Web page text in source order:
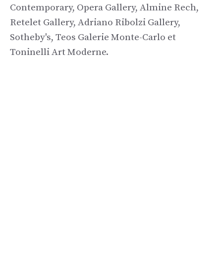
Contemporary, Opera Gallery, Almine Rech,
Retelet Gallery, Adriano Ribolzi Gallery,
Sotheby's, Teos Galerie Monte-Carlo et
Toninelli Art Moderne.